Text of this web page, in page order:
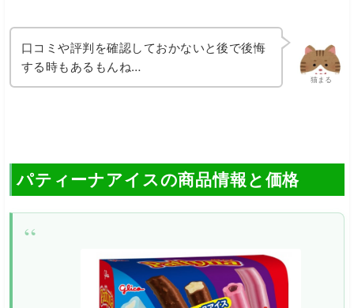
猫まる
口コミや評判を確認しておかないと後で後悔
する時もあるもんね…
パティーナアイスの商品情報と価格